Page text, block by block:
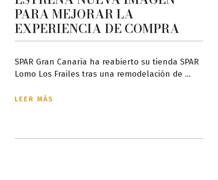
PARA MEJORAR LA
EXPERIENCIA DE COMPRA
SPAR Gran Canaria ha reabierto su tienda SPAR
Lomo Los Frailes tras una remodelación de ...
LEER MÁS